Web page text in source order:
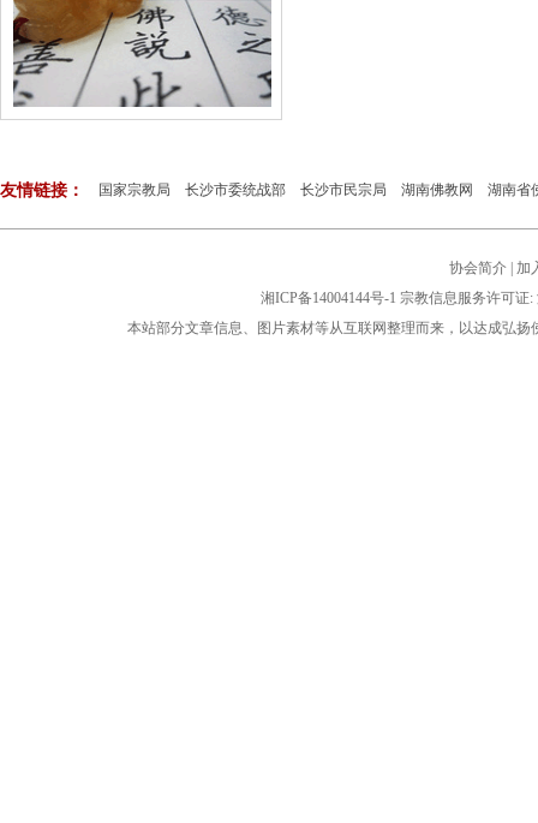
友情链接： 国家宗教局 长沙市委统战部 长沙市民宗局 湖南佛教网 湖南省
协会简介
加
湘ICP备14004144号-1 宗教信息服务许可证:
本站部分文章信息、图片素材等从互联网整理而来，以达成弘